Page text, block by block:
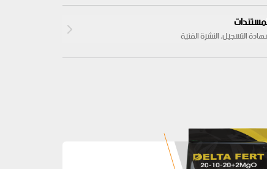
التسجيل، النشرة الفنية